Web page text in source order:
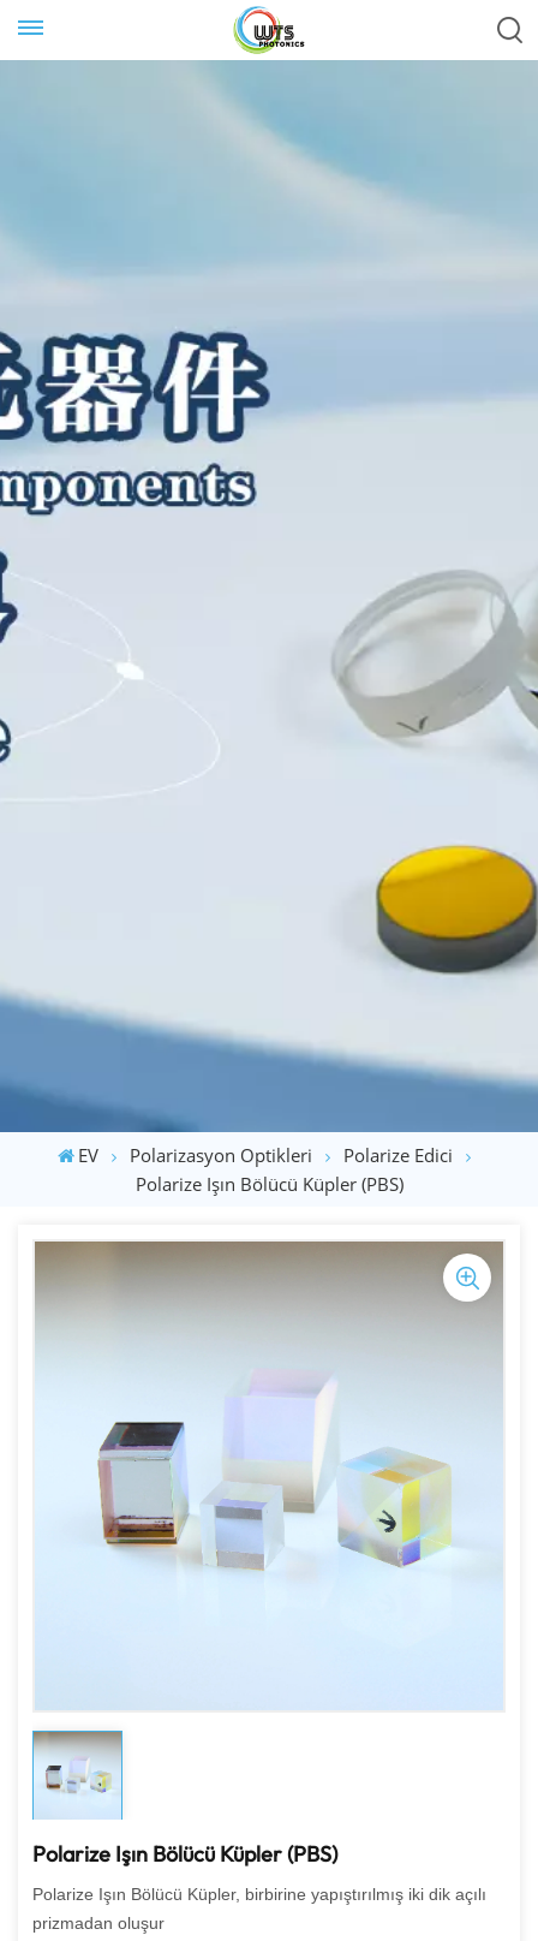
EV Polarizasyon Optikleri
Polarize Edici
Polarize Işın Bölücü Küpler (PBS)
Polarize Işın Bölücü Küpler (PBS)
Polarize Işın Bölücü Küpler, birbirine yapıştırılmış iki dik açılı
prizmadan oluşur